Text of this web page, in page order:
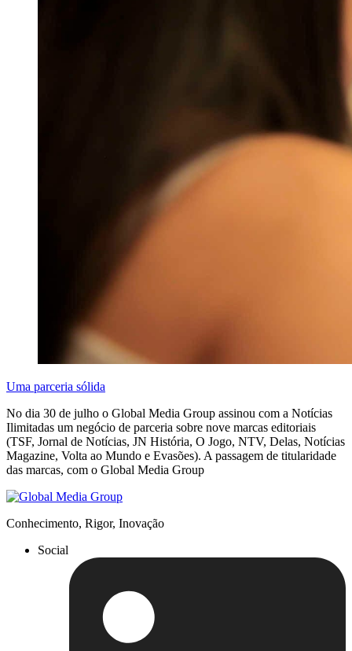
Uma parceria sólida
No dia 30 de julho o Global Media Group assinou com a Notícias
Ilimitadas um negócio de parceria sobre nove marcas editoriais
(TSF, Jornal de Notícias, JN História, O Jogo, NTV, Delas, Notícias
Magazine, Volta ao Mundo e Evasões). A passagem de titularidade
das marcas, com o Global Media Group
Conhecimento, Rigor, Inovação
Social